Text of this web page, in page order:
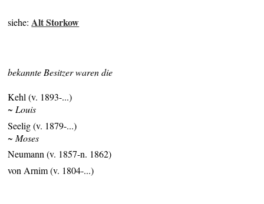
siehe: Alt Storkow
bekannte Besitzer waren die
Kehl (v. 1893-...)
~ Louis
Seelig (v. 1879-...)
~ Moses
Neumann (v. 1857-n. 1862)
von Arnim (v. 1804-...)